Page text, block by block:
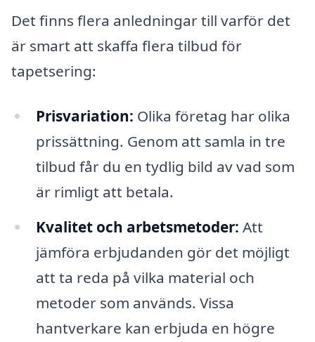
Det finns flera anledningar till varför det
är smart att skaffa flera tilbud för
tapetsering:
Prisvariation: Olika företag har olika
prissättning. Genom att samla in tre
tilbud får du en tydlig bild av vad som
är rimligt att betala.
Kvalitet och arbetsmetoder: Att
jämföra erbjudanden gör det möjligt
att ta reda på vilka material och
metoder som används. Vissa
hantverkare kan erbjuda en högre